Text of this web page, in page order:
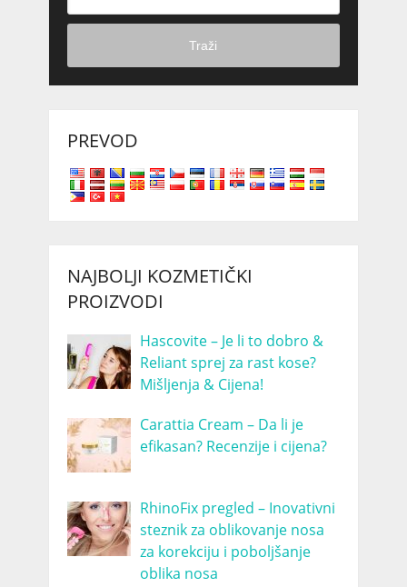
Traži
PREVOD
NAJBOLJI KOZMETIČKI
PROIZVODI
Hascovite – Je li to dobro &
Reliant sprej za rast kose?
Mišljenja & Cijena!
Carattia Cream – Da li je
efikasan? Recenzije i cijena?
RhinoFix pregled – Inovativni
steznik za oblikovanje nosa
za korekciju i poboljšanje
oblika nosa